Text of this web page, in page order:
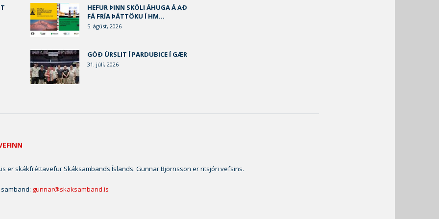
HEFUR ÞINN SKÓLI ÁHUGA Á AÐ
FÁ FRÍA ÞÁTTÖKU Í HM...
5. ágúst, 2026
GÓÐ ÚRSLIT Í PARDUBICE Í GÆR
31. júlí, 2026
er skákfréttavefur Skáksambands Íslands. Gunnar Björnsson er ritsjóri vefsins.
gunnar@skaksamband.is